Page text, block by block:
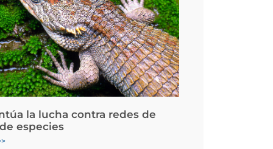
la lucha contra redes de
especies